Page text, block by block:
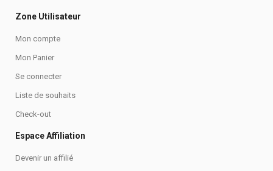
Zone Utilisateur
Mon compte
Mon Panier
Se connecter
Liste de souhaits
Check-out
Espace Affiliation
Devenir un affilié